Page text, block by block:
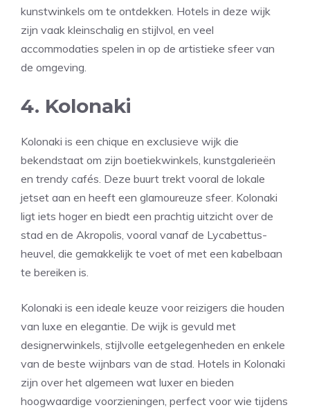
kunstwinkels om te ontdekken. Hotels in deze wijk
zijn vaak kleinschalig en stijlvol, en veel
accommodaties spelen in op de artistieke sfeer van
de omgeving.
4. Kolonaki
Kolonaki is een chique en exclusieve wijk die
bekendstaat om zijn boetiekwinkels, kunstgalerieën
en trendy cafés. Deze buurt trekt vooral de lokale
jetset aan en heeft een glamoureuze sfeer. Kolonaki
ligt iets hoger en biedt een prachtig uitzicht over de
stad en de Akropolis, vooral vanaf de Lycabettus-
heuvel, die gemakkelijk te voet of met een kabelbaan
te bereiken is.
Kolonaki is een ideale keuze voor reizigers die houden
van luxe en elegantie. De wijk is gevuld met
designerwinkels, stijlvolle eetgelegenheden en enkele
van de beste wijnbars van de stad. Hotels in Kolonaki
zijn over het algemeen wat luxer en bieden
hoogwaardige voorzieningen, perfect voor wie tijdens